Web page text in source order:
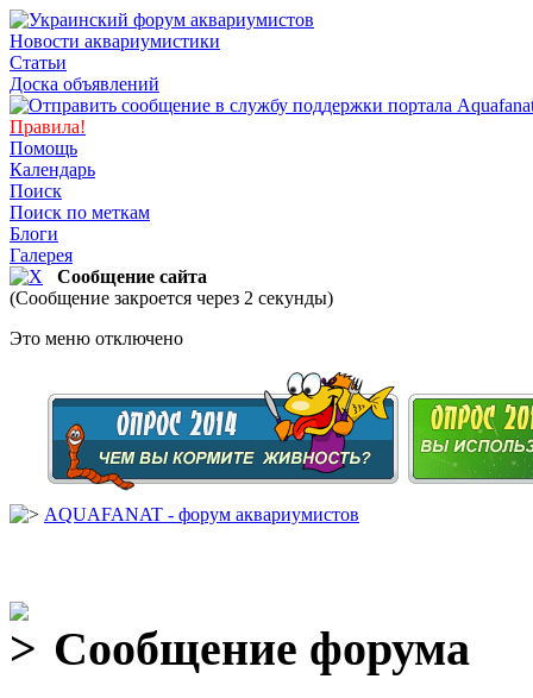
Новости аквариумистики
Статьи
Доска объявлений
Правила!
Помощь
Календарь
Поиск
Поиск по меткам
Блоги
Галерея
Сообщение сайта
(Сообщение закроется через 2 секунды)
Это меню отключено
AQUAFANAT - форум аквариумистов
Сообщение форума